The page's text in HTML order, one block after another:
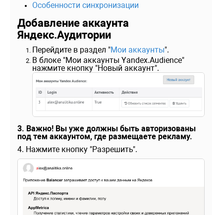
Особенности синхронизации
Добавление аккаунта
Яндекс.Аудитории
Перейдите в раздел "Мои аккаунты".
В блоке "Мои аккаунты Yandex.Audience"
нажмите кнопку "Новый аккаунт".
3. Важно! Вы уже должны быть авторизованы
под тем аккаунтом, где размещаете рекламу.
4. Нажмите кнопку "Разрешить".